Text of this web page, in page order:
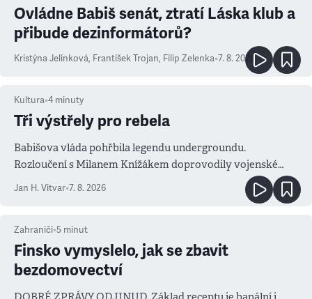
Ovládne Babiš senát, ztratí Láska klub a
přibude dezinformátorů?
Kristýna Jelínková, František Trojan, Filip Zelenka•7. 8. 2026
Kultura•4 minuty
Tři výstřely pro rebela
Babišova vláda pohřbila legendu undergroundu.
Rozloučení s Milanem Knížákem doprovodily vojenské
salvy i kritika pokrokářů
Jan H. Vitvar•7. 8. 2026
Zahraničí•5 minut
Finsko vymyslelo, jak se zbavit
bezdomovectví